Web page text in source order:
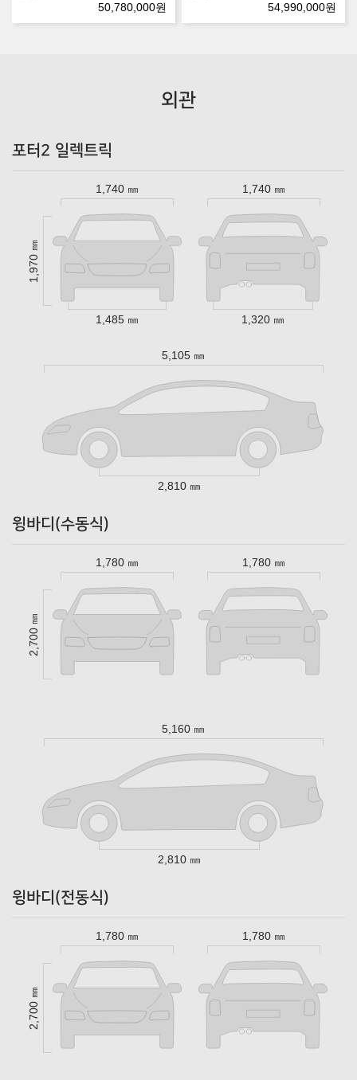
50,780,000원
54,990,000원
외관
포터2 일렉트릭
1,740 ㎜ 1,740 ㎜
1,970 ㎜
1,485 ㎜ 1,320 ㎜
5,105 ㎜
2,810 ㎜
윙바디(수동식)
1,780 ㎜ 1,780 ㎜
2,700 ㎜
5,160 ㎜
2,810 ㎜
윙바디(전동식)
1,780 ㎜ 1,780 ㎜
2,700 ㎜